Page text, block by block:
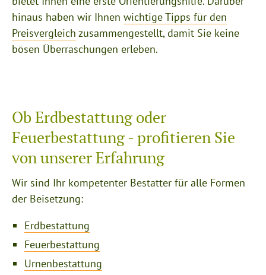
hinaus haben wir Ihnen wichtige Tipps für den
Preisvergleich zusammengestellt, damit Sie keine
bösen Überraschungen erleben.
Ob Erdbestattung oder
Feuerbestattung - profitieren Sie
von unserer Erfahrung
Wir sind Ihr kompetenter Bestatter für alle Formen
der Beisetzung:
Erdbestattung
Feuerbestattung
Urnenbestattung